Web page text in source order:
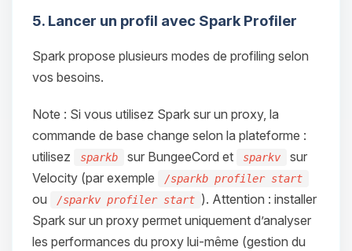
5. Lancer un profil avec Spark Profiler
Spark propose plusieurs modes de profiling selon
vos besoins.
Note : Si vous utilisez Spark sur un proxy, la
commande de base change selon la plateforme :
utilisez
sparkb sur BungeeCord et sparkv
sur
Velocity (par exemple
/sparkb profiler start
ou /sparkv profiler start ). Attention : installer
Spark sur un proxy permet uniquement d’analyser
les performances du proxy lui-même (gestion du